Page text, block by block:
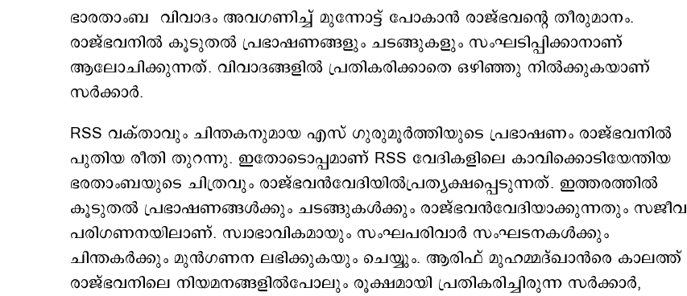
ഭാരതാംബ വിവാദം അവഗണിച്ച് മുന്നോട്ട് പോകാന്‍ രാജ്ഭവന്‍റെ തീരുമാനം.
രാജ്ഭവനില്‍ കൂടുതല്‍ പ്രഭാഷണങ്ങളും ചടങ്ങുകളും സംഘടിപ്പിക്കാനാണ്
ആലോചിക്കുന്നത്. വിവാദങ്ങളില്‍ പ്രതികരിക്കാതെ ഒഴിഞ്ഞു നില്‍ക്കുകയാണ്
സര്‍ക്കാര്‍.
RSS വക്താവും ചിന്തകനുമായ എസ് ഗുരുമൂര്‍ത്തിയുടെ പ്രഭാഷണം രാജ്ഭവനില്‍
പുതിയ രീതി തുറന്നു. ഇതോടൊപ്പമാണ് RSS വേദികളിലെ കാവിക്കൊടിയേന്തിയ
ഭരതാംബയുടെ ചിത്രവും രാജ്ഭവന്‍വേദിയില്‍പ്രത്യക്ഷപ്പെടുന്നത്. ഇത്തരത്തില്‍
കൂടുതല്‍ പ്രഭാഷണങ്ങള്‍ക്കും ചടങ്ങുകള്‍ക്കും രാജ്ഭവന്‍വേദിയാക്കുന്നതും സജീവ
പരിഗണനയിലാണ്. സ്വാഭാവികമായും സംഘപരിവാര്‍ സംഘടനകള്‍ക്കും
ചിന്തകര്‍ക്കും മുന്‍ഗണന ലഭിക്കുകയും ചെയ്യും. ആരിഫ് മുഹമ്മദ്ഖാന്‍രെ കാലത്ത്
രാജ്ഭവനിലെ നിയമനങ്ങളില്‍പോലും രൂക്ഷമായി പ്രതികരിച്ചിരുന്ന സര്‍ക്കാര്‍,